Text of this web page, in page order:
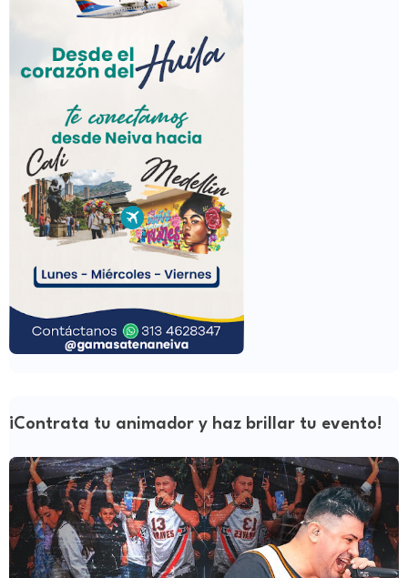
¡Contrata tu animador y haz brillar tu evento!